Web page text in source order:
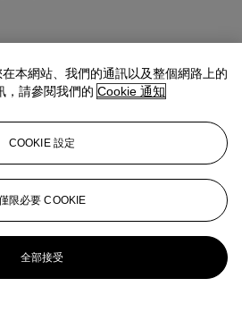
本網站、我們的通訊以及整個網路上的
，請參閱我們的 Cookie 通知
COOKIE 設定
限必要 COOKIE
全部接受